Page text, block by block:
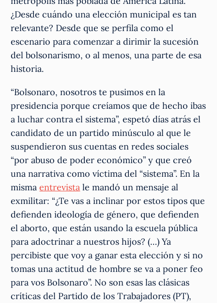
¿Desde cuándo una elección municipal es tan
relevante? Desde que se perfila como el
escenario para comenzar a dirimir la sucesión
del bolsonarismo, o al menos, una parte de esa
historia.
“Bolsonaro, nosotros te pusimos en la
presidencia porque creíamos que de hecho ibas
a luchar contra el sistema”, espetó días atrás el
candidato de un partido minúsculo al que le
suspendieron sus cuentas en redes sociales
“por abuso de poder económico” y que creó
una narrativa como víctima del “sistema”. En la
mismaentrevista le mandó un mensaje al
exmilitar: “¿Te vas a inclinar por estos tipos que
defienden ideología de género, que defienden
el aborto, que están usando la escuela pública
para adoctrinar a nuestros hijos? (…) Ya
percibiste que voy a ganar esta elección y si no
tomas una actitud de hombre se va a poner feo
para vos Bolsonaro”. No son esas las clásicas
críticas del Partido de los Trabajadores (PT),